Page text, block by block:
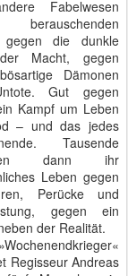
Fabelwesen
gegen die dunkle
Macht, gegen
Dämonen
Gut gegen
Kampf um Leben
– und das jedes
Tausende
dann ihr
Leben gegen
Perücke und
gegen ein
der Realität.
Regisseur Andreas